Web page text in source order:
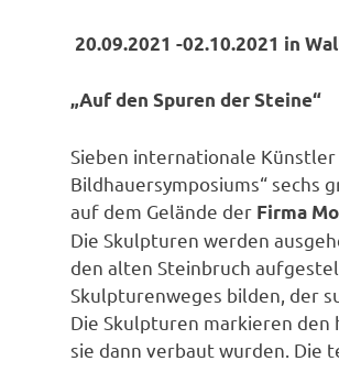
20.09.2021 -02.10.2021 in
„Auf den Spuren der Steine“
Sieben internationale
Bildhauersymposiums“ sechs
auf dem Gelände der Firma
Die Skulpturen werden
den alten Steinbruch
Skulpturenweges bilden, der
Die Skulpturen markieren den
sie dann verbaut wurden. Die